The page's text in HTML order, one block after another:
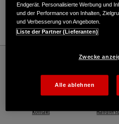
08205/7277
E-Mail
Deutschland Offizielle Website | The Power
Kontakt
Endgerät. Personalisierte Werbung und
und der Performance von Inhalten,
und Verbesserung von Angeboten.
Liste der Partner (Lieferanten)
Zwecke
Alle ablehnen